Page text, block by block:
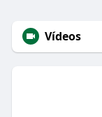
Vídeos